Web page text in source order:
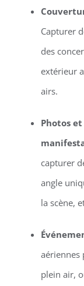
Capturer
des
extérieur
airs.
Photos
capturer
angle
la scène,
aériennes
plein air,